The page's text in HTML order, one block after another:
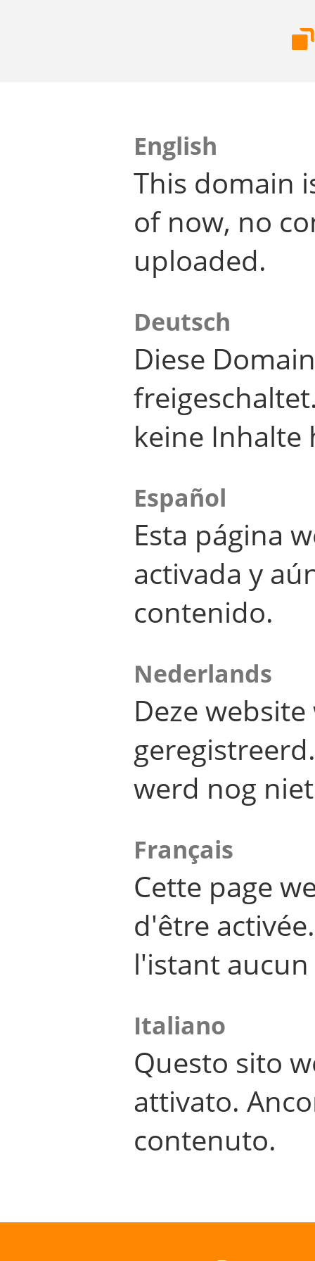
English
This domain
of now, no
uploaded.
Deutsch
Diese
keine Inhalte
Español
Esta página
activada y
contenido.
Nederlands
Deze
werd nog
Français
Cette page
d'être
l'istant
Italiano
Questo sito
attivato.
contenuto.